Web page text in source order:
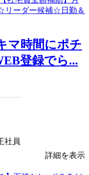
マ時間にポチ
登録でら...
社員
詳細を表示